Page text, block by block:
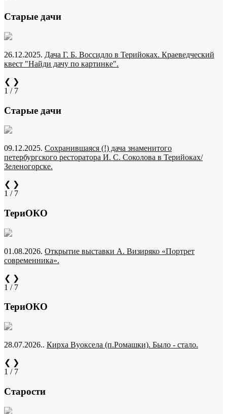
Старые дачи
26.12.2025. Дача Г. Б. Воссидло в Терийоках. Краеведческий
квест "Найди дачу по картинке".
❮ ❯
1 / 7
Старые дачи
09.12.2025. Сохранившаяся (!) дача знаменитого
петербургского ресторатора И. С. Соколова в Терийоках/
Зеленогорске.
❮ ❯
1 / 7
ТериОКО
01.08.2026. Открытие выставки А. Визиряко «Портрет
современника».
❮ ❯
1 / 7
ТериОКО
28.07.2026.. Кирха Вуоксела (п.Ромашки). Было - стало.
❮ ❯
1 / 7
Старости